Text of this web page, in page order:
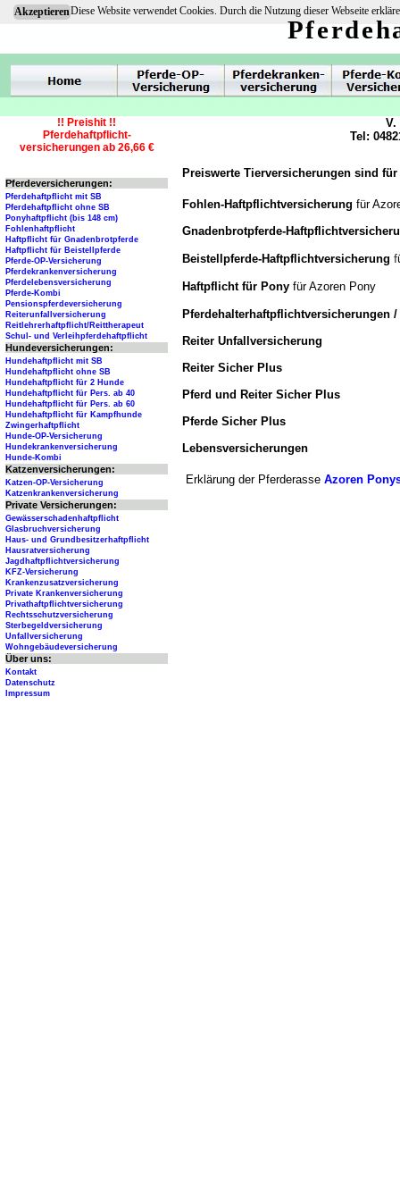
AkzeptierenDiese Website verwendet Cookies. Durch die Nutzung dieser Webseite
Preiswerte Tierversicherungen sind
Fohlen-Haftpflichtversicherung für
Gnadenbrotpferde-
Beistellpferde-Haftpflichtversicherung f
Haftpflicht für Pony für Azoren Pony
Pferdehalterhaftpflichtversicherungen
Reiter Unfallversicherung
Reiter Sicher Plus
Pferd und Reiter Sicher Plus
Pferde Sicher Plus
Lebensversicherungen
Erklärung der Pferderasse Azoren
V.
Tel:
!! Preishit !!
Pferdehaftpflicht-
versicherungen ab 26,66 €
Pferdeversicherungen:
Pferdehaftpflicht mit SB
Pferdehaftpflicht ohne SB
Ponyhaftpflicht (bis 148 cm)
Fohlenhaftpflicht
Haftpflicht für Gnadenbrotpferde
Haftpflicht für Beistellpferde
Pferde-OP-Versicherung
Pferdekrankenversicherung
Pferdelebensversicherung
Pferde-Kombi
Pensionspferdeversicherung
Reiterunfallversicherung
Reitlehrerhaftpflicht/Reittherapeut
Schul- und Verleihpferdehaftpflicht
Hundeversicherungen:
Hundehaftpflicht mit SB
Hundehaftpflicht ohne SB
Hundehaftpflicht für 2 Hunde
Hundehaftpflicht für Pers. ab 40
Hundehaftpflicht für Pers. ab 60
Hundehaftpflicht für Kampfhunde
Zwingerhaftpflicht
Hunde-OP-Versicherung
Hundekrankenversicherung
Hunde-Kombi
Katzenversicherungen:
Katzen-OP-Versicherung
Katzenkrankenversicherung
Private Versicherungen:
Gewässerschadenhaftpflicht
Glasbruchversicherung
Haus- und Grundbesitzerhaftpflicht
Hausratversicherung
Jagdhaftpflichtversicherung
KFZ-Versicherung
Krankenzusatzversicherung
Private Krankenversicherung
Privathaftpflichtversicherung
Rechtsschutzversicherung
Sterbegeldversicherung
Unfallversicherung
Wohngebäudeversicherung
Über uns:
Kontakt
Datenschutz
Impressum